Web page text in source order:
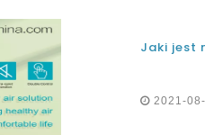
2021-